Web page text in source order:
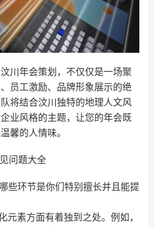
川年会策划，不仅仅是一场聚
员工激励、品牌形象展示的绝
将结合汶川独特的地理人文风
业风格的主题，让您的年会既
馨的人情味。
问题大全
些环节是你们特别擅长并且能提
元素方面有着独到之处。例如，